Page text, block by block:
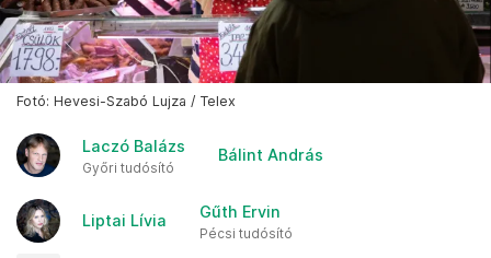
Fotó: Hevesi-Szabó Lujza / Telex
Laczó Balázs
Győri tudósító
Bálint András
Liptai Lívia Gűth Ervin
Pécsi tudósító